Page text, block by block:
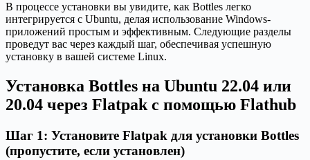
В процессе установки вы увидите, как Bottles легко
интегрируется с Ubuntu, делая использование Windows-
приложений простым и эффективным. Следующие разделы
проведут вас через каждый шаг, обеспечивая успешную
установку в вашей системе Linux.
Установка Bottles на Ubuntu 22.04 или
20.04 через Flatpak с помощью Flathub
Шаг 1: Установите Flatpak для установки Bottles
(пропустите, если установлен)